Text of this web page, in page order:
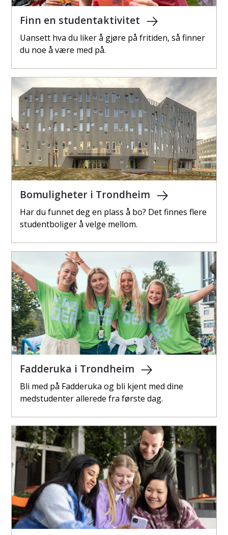
Finn en studentaktivitet
Uansett hva du liker å gjøre på fritiden, så finner
du noe å være med på.
Bomuligheter i Trondheim
Har du funnet deg en plass å bo? Det finnes flere
studentboliger å velge mellom.
Fadderuka i Trondheim
Bli med på Fadderuka og bli kjent med dine
medstudenter allerede fra første dag.